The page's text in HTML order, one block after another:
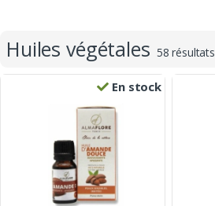
Huiles végétales 58 résultats
En stock